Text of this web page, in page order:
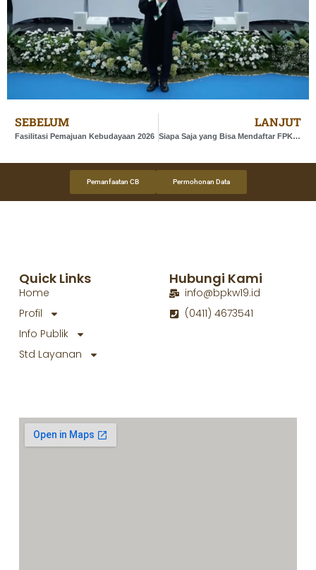
SEBELUM
Fasilitasi Pemajuan Kebudayaan 2026
LANJUT
Siapa Saja yang Bisa Mendaftar FPK 2026
Pemanfaatan CB Permohonan Data
Quick Links
Home
Profil
Info Publik
Std Layanan
Hubungi Kami
info@bpkw19.id
(0411) 4673541